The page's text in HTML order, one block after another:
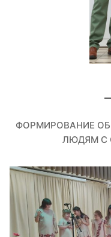
ФОРМИРОВАНИЕ
ЛЮДЯМ С